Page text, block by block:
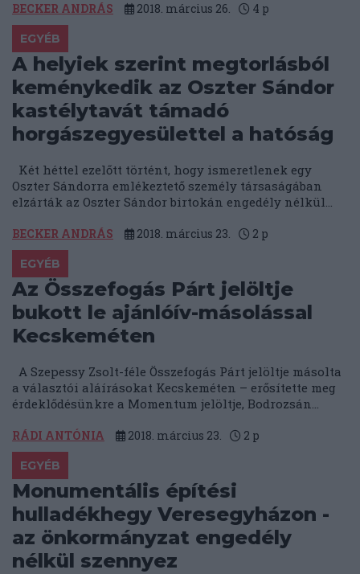
BECKER ANDRÁS 2018. március 26. 4 p
EGYÉB
A helyiek szerint megtorlásból
keménykedik az Oszter Sándor
kastélytavát támadó
horgászegyesülettel a hatóság
Két héttel ezelőtt történt, hogy ismeretlenek egy
Oszter Sándorra emlékeztető személy társaságában
elzárták az Oszter Sándor birtokán engedély nélkül...
BECKER ANDRÁS 2018. március 23. 2 p
EGYÉB
Az Összefogás Párt jelöltje
bukott le ajánlóív-másolással
Kecskeméten
A Szepessy Zsolt-féle Összefogás Párt jelöltje másolta
a választói aláírásokat Kecskeméten – erősítette meg
érdeklődésünkre a Momentum jelöltje, Bodrozsán...
RÁDI ANTÓNIA 2018. március 23. 2 p
EGYÉB
Monumentális építési
hulladékhegy Veresegyházon -
az önkormányzat engedély
nélkül szennyez